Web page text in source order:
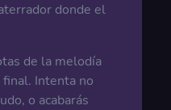
donde el
de la melodía
Intenta no
o acabarás